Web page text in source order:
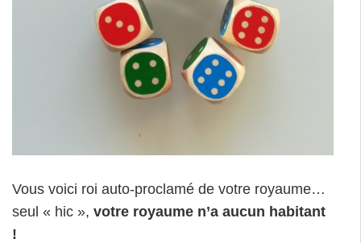
Vous voici roi auto-proclamé de votre royaume…
seul « hic », votre royaume n’a aucun habitant
!